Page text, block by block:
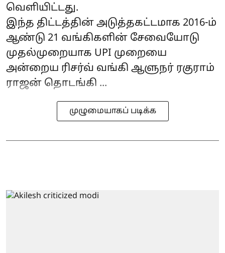
வெளியிட்டது.
இந்த திட்டத்தின் அடுத்தகட்டமாக 2016-ம்
ஆண்டு 21 வங்கிகளின் சேவையோடு
முதல்முறையாக UPI முறையை
அன்றைய ரிசர்வ் வங்கி ஆளுநர் ரகுராம்
ராஜன் தொடங்கி ...
முழுமையாகப் படிக்க